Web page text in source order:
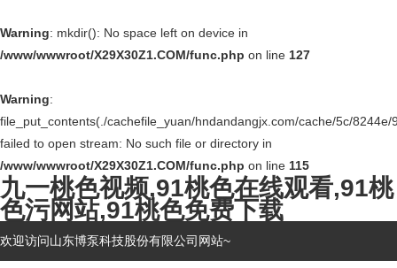
Warning: mkdir(): No space left on device in
/www/wwwroot/X29X30Z1.COM/func.php on line 127
Warning:
file_put_contents(./cachefile_yuan/hndandangjx.com/cache/5c/8244e/
failed to open stream: No such file or directory in
/www/wwwroot/X29X30Z1.COM/func.php on line 115
九一桃色视频,91桃色在线观看,91桃
色污网站,91桃色免费下载
欢迎访问山东博泵科技股份有限公司网站~